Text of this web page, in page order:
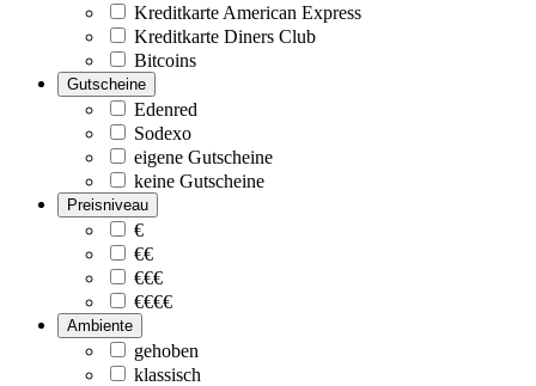
Kreditkarte American Express
Kreditkarte Diners Club
Bitcoins
Gutscheine
Edenred
Sodexo
eigene Gutscheine
keine Gutscheine
Preisniveau
€
€€
€€€
€€€€
Ambiente
gehoben
klassisch